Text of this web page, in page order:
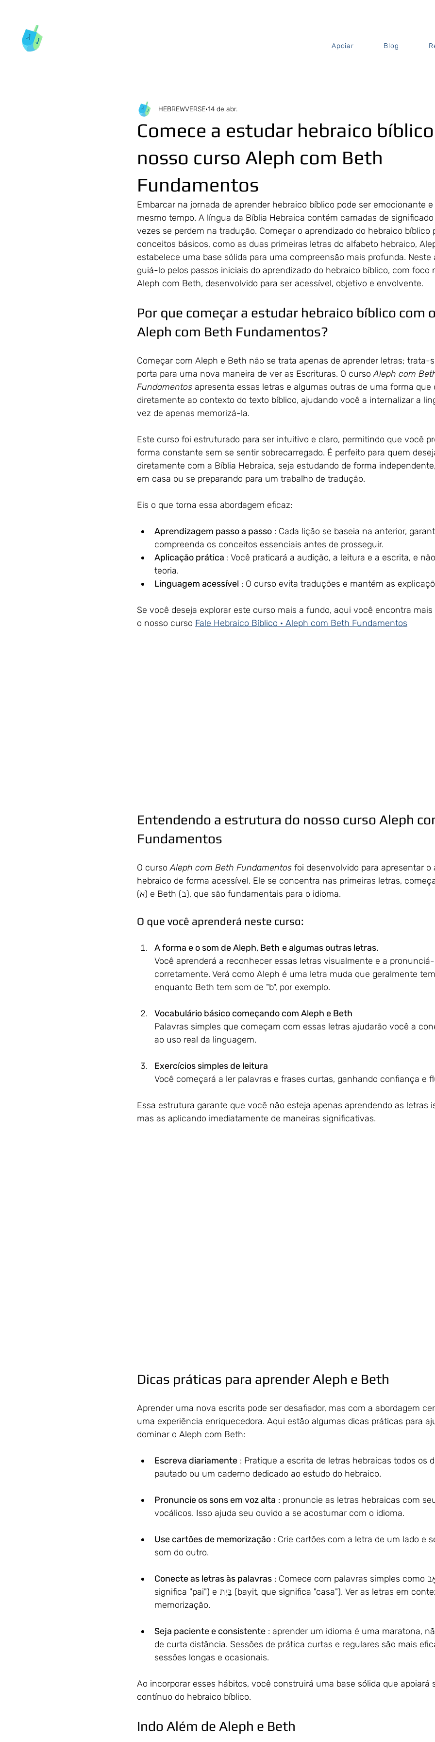
Blog
Apoiar
Comece a estudar hebraico
nosso curso Aleph com Beth
Fundamentos
HEBREWVERSE 14 de abr.
Embarcar na jornada de aprender hebraico bíblico pode ser emocionante e
mesmo tempo. A língua da Bíblia Hebraica contém camadas de
vezes se perdem na tradução. Começar o aprendizado do hebraico bíblico
conceitos básicos, como as duas primeiras letras do alfabeto hebraico,
estabelece uma base sólida para uma compreensão mais profunda. Neste
guiá-lo pelos passos iniciais do aprendizado do hebraico bíblico, com foco
Aleph com Beth, desenvolvido para ser acessível, objetivo e envolvente.
Por que começar a estudar hebraico bíblico com
Aleph com Beth Fundamentos?
Começar com Aleph e Beth não se trata apenas de aprender letras; trata-
porta para uma nova maneira de ver as Escrituras. O curso Aleph com
Fundamentos apresenta essas letras e algumas outras de uma forma
diretamente ao contexto do texto bíblico, ajudando você a internalizar a
vez de apenas memorizá-la.
Este curso foi estruturado para ser intuitivo e claro, permitindo que você
forma constante sem se sentir sobrecarregado. É perfeito para quem
diretamente com a Bíblia Hebraica, seja estudando de forma
em casa ou se preparando para um trabalho de tradução.
Eis o que torna essa abordagem eficaz:
Aprendizagem passo a passo : Cada lição se baseia na anterior,
compreenda os conceitos essenciais antes de prosseguir.
Aplicação prática : Você praticará a audição, a leitura e a escrita, e
teoria.
Linguagem acessível : O curso evita traduções e mantém as
Se você deseja explorar este curso mais a fundo, aqui você encontra mais
o nosso curso Fale Hebraico Bíblico · Aleph com Beth Fundamentos
Entendendo a estrutura do nosso curso Aleph
Fundamentos
O curso Aleph com Beth Fundamentos foi desenvolvido para apresentar o
hebraico de forma acessível. Ele se concentra nas primeiras letras,
(א) e Beth (ב), que são fundamentais para o idioma.
O que você aprenderá neste curso:
A forma e o som de Aleph, Beth e algumas outras letras.
Você aprenderá a reconhecer essas letras visualmente e a
corretamente. Verá como Aleph é uma letra muda que geralmente
enquanto Beth tem som de "b", por exemplo.
Vocabulário básico começando com Aleph e Beth
Palavras simples que começam com essas letras ajudarão você a
ao uso real da linguagem.
Exercícios simples de leitura
Você começará a ler palavras e frases curtas, ganhando confiança e
Essa estrutura garante que você não esteja apenas aprendendo as letras
mas as aplicando imediatamente de maneiras significativas.
Dicas práticas para aprender Aleph e Beth
Aprender uma nova escrita pode ser desafiador, mas com a abordagem
uma experiência enriquecedora. Aqui estão algumas dicas práticas para
dominar o Aleph com Beth:
Escreva diariamente : Pratique a escrita de letras hebraicas todos os
pautado ou um caderno dedicado ao estudo do hebraico.
Pronuncie os sons em voz alta : pronuncie as letras hebraicas com
vocálicos. Isso ajuda seu ouvido a se acostumar com o idioma.
Use cartões de memorização : Crie cartões com a letra de um lado e
som do outro.
Conecte as letras às palavras : Comece com palavras simples como אָב (av, que
significa "pai") e בַּיִת (bayit, que significa "casa"). Ver as letras em contexto facilita a
memorização.
Seja paciente e consistente : aprender um idioma é uma maratona,
de curta distância. Sessões de prática curtas e regulares são mais
sessões longas e ocasionais.
Ao incorporar esses hábitos, você construirá uma base sólida que apoiará
contínuo do hebraico bíblico.
Indo Além de Aleph e Beth